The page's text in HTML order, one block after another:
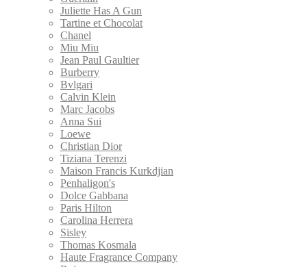
Juliette Has A Gun
Tartine et Chocolat
Chanel
Miu Miu
Jean Paul Gaultier
Burberry
Bvlgari
Calvin Klein
Marс Jacobs
Anna Sui
Loewe
Christian Dior
Tiziana Terenzi
Maison Francis Kurkdjian
Penhaligon's
Dolce Gabbana
Paris Hilton
Carolina Herrera
Sisley
Thomas Kosmala
Haute Fragrance Company